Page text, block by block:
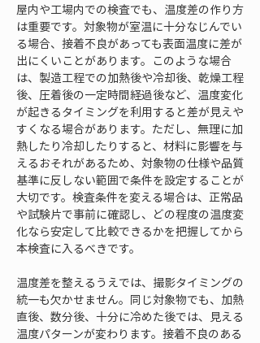
屋内や工場内での検査でも、温度差の作り方
は重要です。対象物が室温に十分なじんでい
る場合、接着不良があっても表面温度に差が
出にくいことがあります。このような場合
は、製造工程での加熱後や冷却後、乾燥工程
後、圧着後の一定時間経過後など、温度変化
が起きるタイミングを利用すると差が見えや
すくなる場合があります。ただし、無理に加
熱したり冷却したりすると、材料に影響を与
えるおそれがあるため、対象物の仕様や品質
基準に反しない範囲で条件を設定することが
大切です。検査条件を変える場合は、正常品
や試験片で事前に確認し、どの程度の温度変
化なら安定して比較できるかを把握してから
本検査に入るべきです。
温度差を整えるうえでは、撮影タイミングの
統一も欠かせません。同じ対象物でも、加熱
直後、数分後、十分に冷めた後では、見える
温度パターンが変わります。接着不良のある